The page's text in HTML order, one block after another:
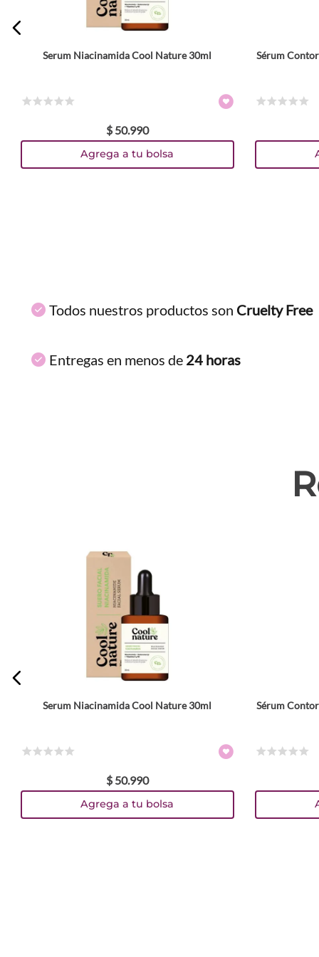
Serum Niacinamida Cool Nature 30ml
$ 50.990
Agrega a tu bolsa
Sérum
Todos nuestros productos son Cruelty Free
Entregas en menos de 24 horas
Serum Niacinamida Cool Nature 30ml
$ 50.990
Agrega a tu bolsa
Sérum